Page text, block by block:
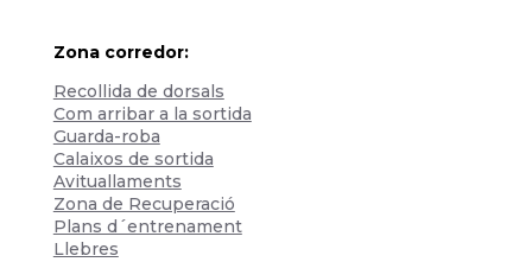
Zona corredor:
Recollida de dorsals
Com arribar a la sortida
Guarda-roba
Calaixos de sortida
Avituallaments
Zona de Recuperació
Plans d´entrenament
Llebres